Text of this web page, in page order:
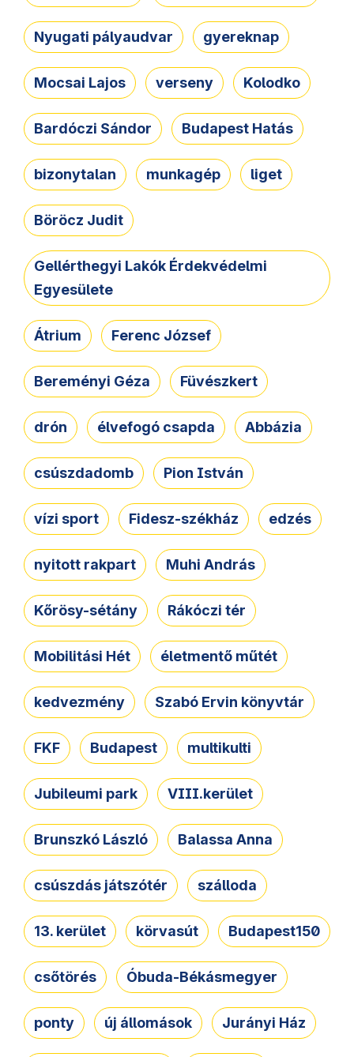
Nyugati pályaudvar gyereknap
Mocsai Lajos verseny Kolodko
Bardóczi Sándor Budapest Hatás
bizonytalan munkagép liget
Böröcz Judit
Gellérthegyi Lakók Érdekvédelmi
Egyesülete
Átrium Ferenc József
Bereményi Géza Füvészkert
drón élvefogó csapda Abbázia
csúszdadomb Pion István
vízi sport Fidesz-székház edzés
nyitott rakpart Muhi András
Kőrösy-sétány Rákóczi tér
Mobilitási Hét életmentő műtét
kedvezmény Szabó Ervin könyvtár
FKF Budapest multikulti
Jubileumi park VIII.kerület
Brunszkó László Balassa Anna
csúszdás játszótér szálloda
13. kerület körvasút Budapest150
csőtörés Óbuda-Békásmegyer
ponty új állomások Jurányi Ház